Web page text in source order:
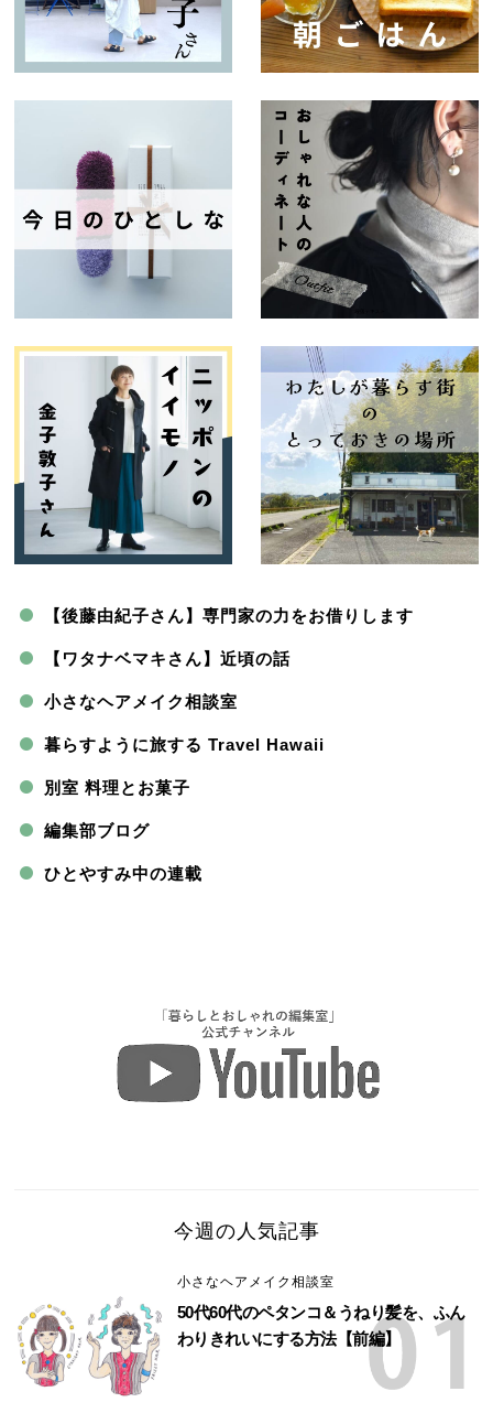
【後藤由紀子さん】専門家の力をお借りします
【ワタナベマキさん】近頃の話
小さなヘアメイク相談室
暮らすように旅する Travel Hawaii
別室 料理とお菓子
編集部ブログ
ひとやすみ中の連載
今週の人気記事
小さなヘアメイク相談室
50代60代のペタンコ＆うねり髪を、ふん
わりきれいにする方法【前編】